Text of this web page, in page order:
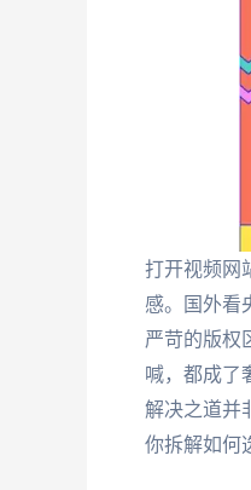
打开视频网
感。国外看
严苛的版权
喊，都成了
解决之道并
你拆解如何